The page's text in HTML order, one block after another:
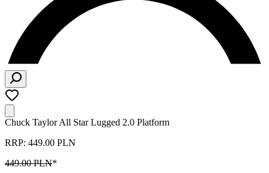
Chuck Taylor All Star Lugged 2.0 Platform
RRP: 449.00 PLN
449.00 PLN*